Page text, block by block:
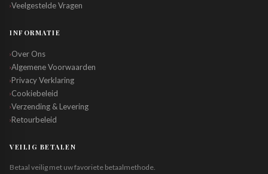
›Veelgestelde Vragen
INFORMATIE
›Over Ons
›Algemene Voorwaarden
›Privacy Verklaring
›Cookiebeleid
›Verzending & Levering
›Retourbeleid
VEILIG BETALEN
Betaal veilig met uw favoriete betaalmethode.